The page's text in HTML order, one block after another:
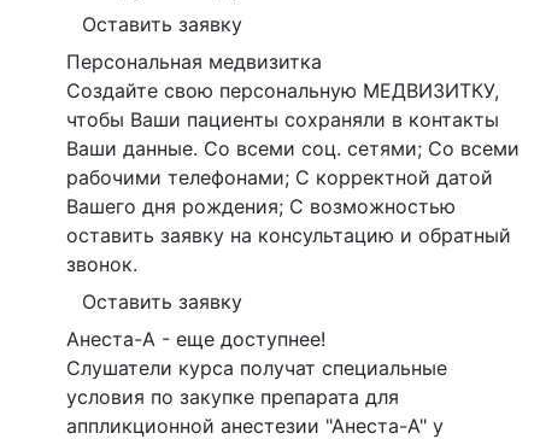
Оставить заявку
Персональная медвизитка
Создайте свою персональную МЕДВИЗИТКУ,
чтобы Ваши пациенты сохраняли в контакты
Ваши данные. Со всеми соц. сетями; Со всеми
рабочими телефонами; С корректной датой
Вашего дня рождения; С возможностью
оставить заявку на консультацию и обратный
звонок.
Оставить заявку
Анеста-А - еще доступнее!
Слушатели курса получат специальные
условия по закупке препарата для
аппликционной анестезии "Анеста-А" у